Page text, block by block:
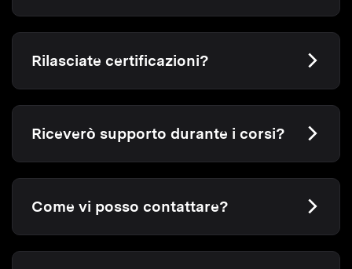
Rilasciate certificazioni?
Riceverò supporto durante i corsi?
Come vi posso contattare?